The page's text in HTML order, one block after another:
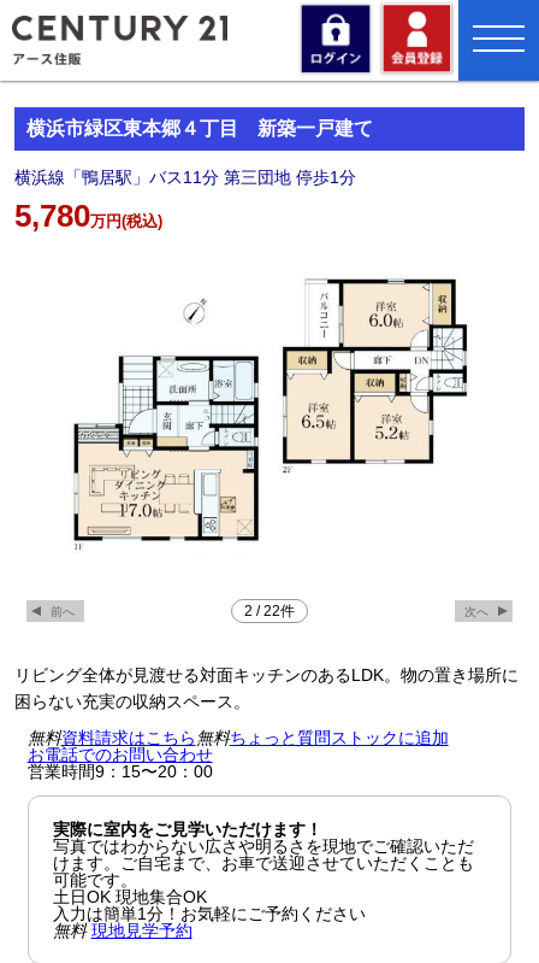
toggle
横浜市緑区東本郷４丁目 新築一戸建て
横浜線「鴨居駅」バス11分 第三団地 停歩1分
5,780万円(税込)
2 /22件
リビング全体が見渡せる対面キッチンのあるLDK。物の置き場所に
困らない充実の収納スペース。
無料資料請求はこちら無料ちょっと質問ストックに追加
お電話でのお問い合わせ
営業時間9：15〜20：00
実際に室内をご見学いただけます！
写真ではわからない広さや明るさを現地でご確認いただ
けます。ご自宅まで、お車で送迎させていただくことも
可能です。
土日OK 現地集合OK
入力は簡単1分！お気軽にご予約ください
無料 現地見学予約